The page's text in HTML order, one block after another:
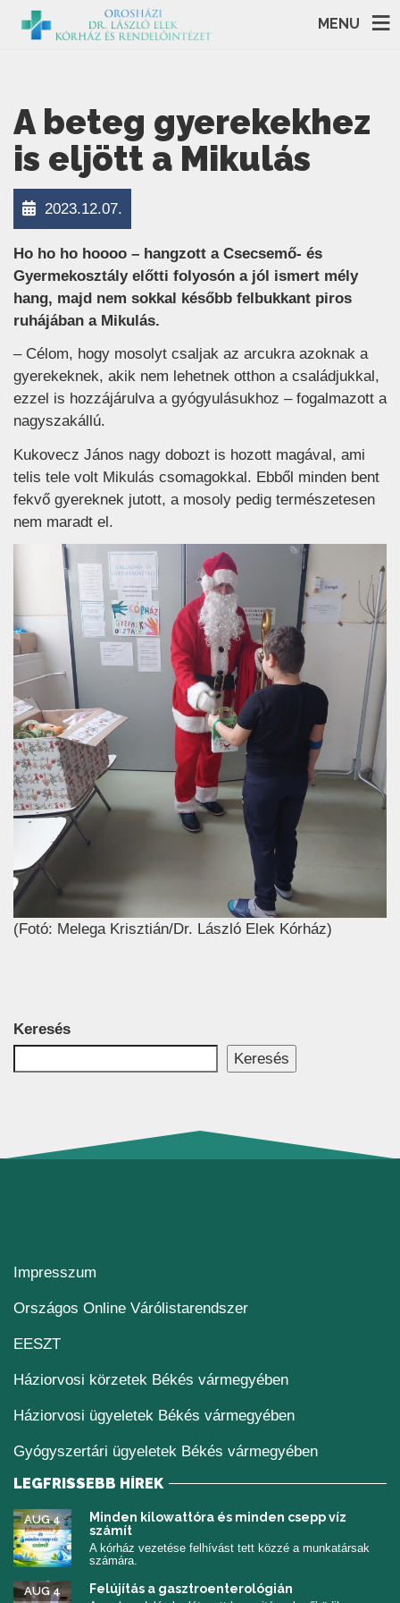
MENU
A beteg gyerekekhez
is eljött a Mikulás
2023.12.07.
Ho ho ho hoooo – hangzott a Csecsemő- és
Gyermekosztály előtti folyosón a jól ismert mély
hang, majd nem sokkal később felbukkant piros
ruhájában a Mikulás.
– Célom, hogy mosolyt csaljak az arcukra azoknak a
gyerekeknek, akik nem lehetnek otthon a családjukkal,
ezzel is hozzájárulva a gyógyulásukhoz – fogalmazott a
nagyszakállú.
Kukovecz János nagy dobozt is hozott magával, ami
telis tele volt Mikulás csomagokkal. Ebből minden bent
fekvő gyereknek jutott, a mosoly pedig természetesen
nem maradt el.
(Fotó: Melega Krisztián/Dr. László Elek Kórház)
Keresés
Keresés
Impresszum
Országos Online Várólistarendszer(új ablakban nyílik
EESZT(új ablakban nyílik meg)
Háziorvosi körzetek Békés vármegyében
Háziorvosi ügyeletek Békés vármegyében
Gyógyszertári ügyeletek Békés vármegyében
LEGFRISSEBB HÍREK
Minden kilowattóra és minden csepp víz
számít
AUG 4
A kórház vezetése felhívást tett közzé a munkatársak
számára.
Felújítás a gasztroenterológián
AUG 4